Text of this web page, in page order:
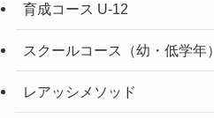
育成コース U-12
スクールコース（幼・低学年）
レアッシメソッド